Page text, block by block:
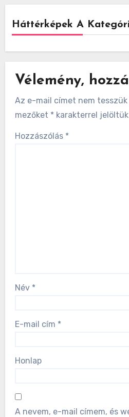
Háttérképek A
Vélemény,
Az e-mail címet nem tesszük
mezőket * karakterrel jelöltük
Hozzászólás *
Név *
E-mail cím *
Honlap
A nevem, e-mail címem, és